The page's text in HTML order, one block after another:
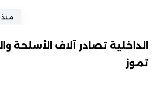
منذ 9 ساعات
الداخلية تصادر آلاف الأسلحة
تموز